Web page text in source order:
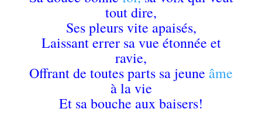
tout dire,
Ses pleurs vite apaisés,
Laissant errer sa vue étonnée et
ravie,
Offrant de toutes parts sa jeune âme
à la vie
Et sa bouche aux baisers!